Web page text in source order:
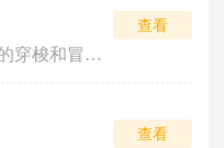
交错的时空，自由的穿梭和冒险。
查看
查看